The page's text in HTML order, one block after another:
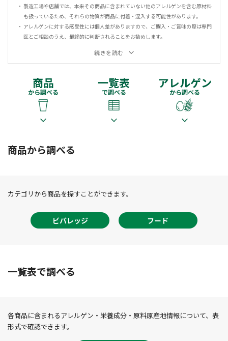
製造工場や店舗では、本来その商品に含まれていない他のアレルゲンを含む原材料
も扱っているため、それらの物質が商品に付着・混入する可能性があります。
アレルゲンに対する感受性には個人差がありますので、ご購入・ご賞味の際は専門
医とご相談のうえ、最終的に判断されることをお勧めします。
続きを読む
商品
から調べる
一覧表
で調べる
アレルゲン
から調べる
商品から調べる
カテゴリから商品を探すことができます。
ビバレッジ フード
一覧表で調べる
各商品に含まれるアレルゲン・栄養成分・原料原産地情報について、表
形式で確認できます。